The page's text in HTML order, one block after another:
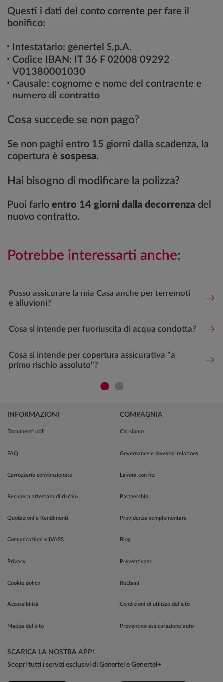
Questi i dati del conto corrente per fare il
bonifico:
Intestatario: genertel S.p.A.
Codice IBAN: IT 36 F 02008 09292
V01380001030
Causale: cognome e nome del contraente e
numero di contratto
Cosa succede se non pago?
Se non paghi entro 15 giorni dalla scadenza, la
copertura è sospesa.
Hai bisogno di modificare la polizza?
Puoi farlo entro 14 giorni dalla decorrenza del
nuovo contratto.
Potrebbe interessarti anche:
Posso assicurare la mia Casa anche per terremoti
e alluvioni?
Cosa si intende per fuoriuscita di acqua condotta?
Cosa si intende per copertura assicurativa "a
primo rischio assoluto"?
INFORMAZIONI
Documenti utili
FAQ
Carrozzerie convenzionate
Recupera attestato di rischio
Quotazioni e Rendimenti
Comunicazioni e IVASS
Privacy
Cookie policy
Accessibilità
Mappa del sito
COMPAGNIA
Chi siamo
Governance e Investor relations
Lavora con noi
Partnership
Previdenza complementare
Blog
Preventivass
Reclami
Condizioni di utilizzo del sito
Preventivo assicurazione auto
SCARICA LA NOSTRA APP!
Scopri tutti i servizi esclusivi di Genertel e Genertel+